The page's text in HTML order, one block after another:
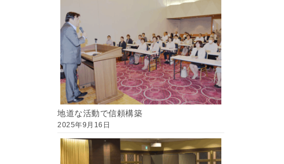
地道な活動で信頼構築
2025年9月16日